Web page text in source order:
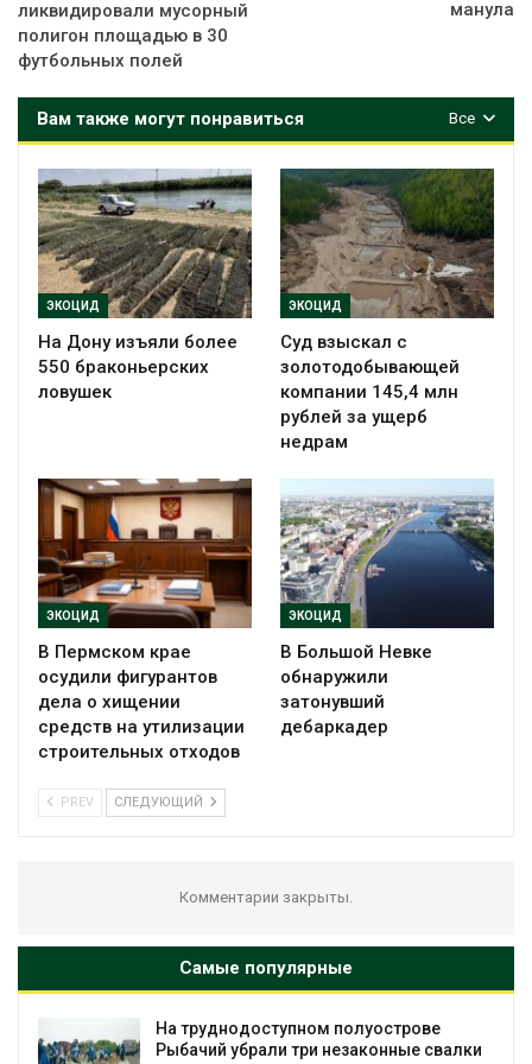
ликвидировали мусорный
полигон площадью в 30
футбольных полей
манула
Все
Вам также могут понравиться
ЭКОЦИД
На Дону изъяли более
550 браконьерских
ловушек
ЭКОЦИД
Суд взыскал с
золотодобывающей
компании 145,4 млн
рублей за ущерб
недрам
ЭКОЦИД
В Пермском крае
осудили фигурантов
дела о хищении
средств на утилизации
строительных отходов
ЭКОЦИД
В Большой Невке
обнаружили
затонувший
дебаркадер
PREV СЛЕДУЮЩИЙ
Комментарии закрыты.
Самые популярные
полуострове
три незаконные свалки
Региональный
в России